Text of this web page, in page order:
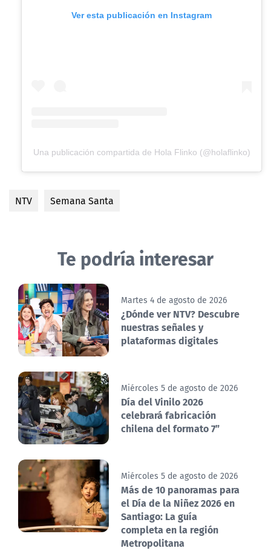
Ver esta publicación en Instagram
Una publicación compartida de Hola Flinko (@holaflinko)
NTV Semana Santa
Te podría interesar
Martes 4 de agosto de 2026
¿Dónde ver NTV? Descubre
nuestras señales y
plataformas digitales
Miércoles 5 de agosto de 2026
Día del Vinilo 2026
celebrará fabricación
chilena del formato 7”
Miércoles 5 de agosto de 2026
Más de 10 panoramas para
el Día de la Niñez 2026 en
Santiago: La guía
completa en la región
Metropolitana